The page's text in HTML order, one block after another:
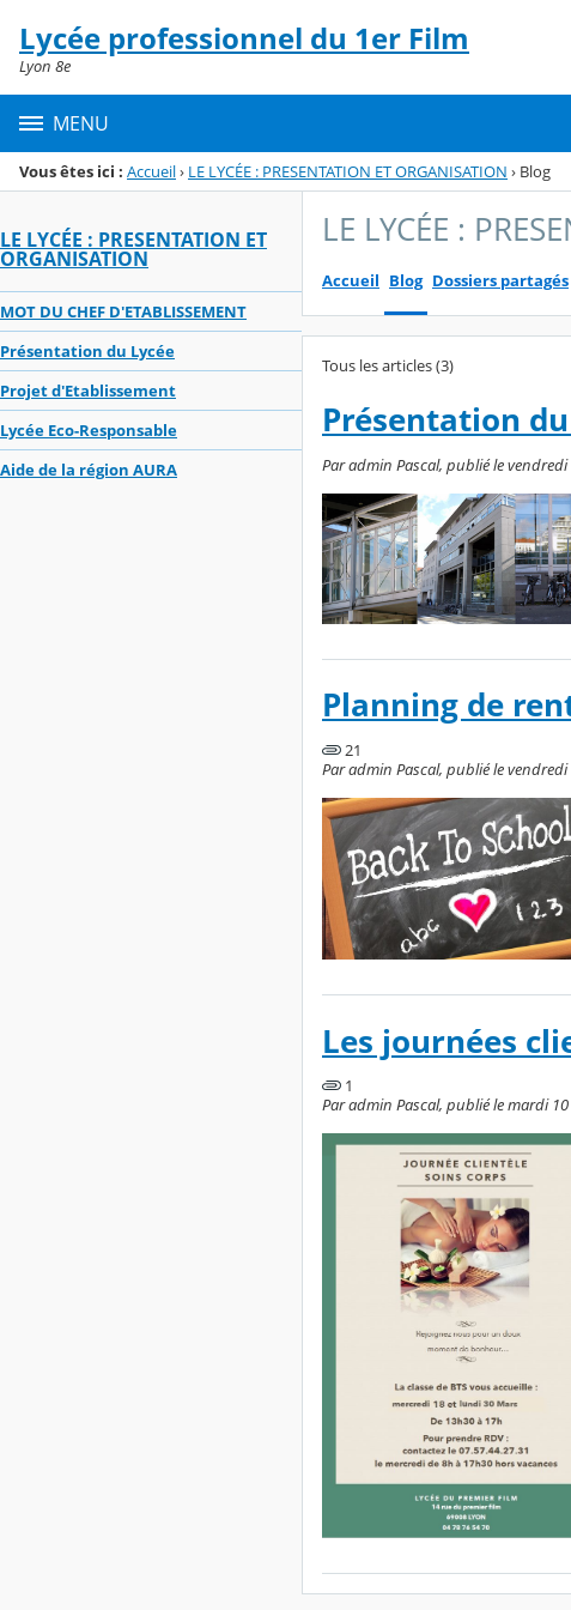
Menu de la rubrique
Contenu
Lycée professionnel du 1er Film
Lyon 8e
MENU
Vous êtes ici : Accueil› LE LYCÉE : PRESENTATION ET ORGANISATION › Blog
LE LYCÉE : PRESENTATION ET
ORGANISATION
MOT DU CHEF D'ETABLISSEMENT
Présentation du Lycée
Projet d'Etablissement
Lycée Eco-Responsable
Aide de la région AURA
LE LYCÉE :
Accueil Blog Dossiers partagés
Tous les articles (3)
Présentation
Par admin Pascal, publié le
Planning de
21
Par admin Pascal, publié le
Les journées
1
Par admin Pascal, publié le mardi